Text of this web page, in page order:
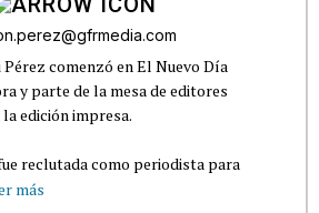
comenzó en El Nuevo Día
y parte de la mesa de editores
edición impresa.
reclutada como periodista para
más